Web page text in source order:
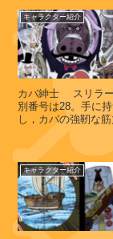
オ
ラ
レ
ベ
カ
キ
ュ
キャラクター紹介
カバ紳士 スリラーバーク海賊団の動物ワイルドゾンビ副隊長。識
別番号は28。手に
し，カバの強靭な
ナミたちを襲うが
キャラクター紹介